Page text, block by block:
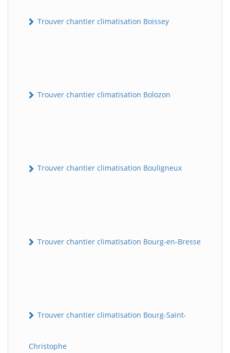
Trouver chantier climatisation Boissey
Trouver chantier climatisation Bolozon
Trouver chantier climatisation Bouligneux
Trouver chantier climatisation Bourg-en-Bresse
Trouver chantier climatisation Bourg-Saint-
Christophe